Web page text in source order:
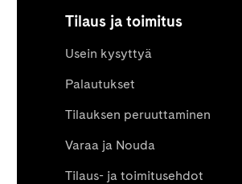
Tilaus ja toimitus
Usein kysyttyä
Palautukset
Tilauksen peruuttaminen
Varaa ja Nouda
Tilaus- ja toimitusehdot